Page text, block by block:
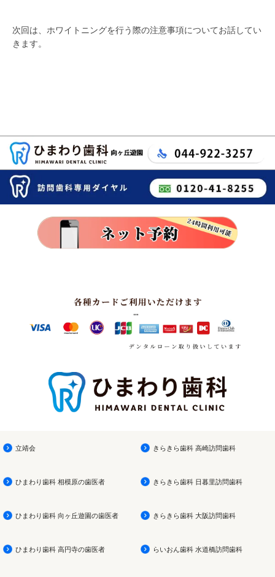
次回は、ホワイトニングを行う際の注意事項についてお話してい
きます。
立靖会
ひまわり歯科 相模原の歯医者
ひまわり歯科 向ヶ丘遊園の歯医者
ひまわり歯科 高円寺の歯医者
きらきら歯科 高崎訪問歯科
きらきら歯科 日暮里訪問歯科
きらきら歯科 大阪訪問歯科
らいおん歯科 水道橋訪問歯科